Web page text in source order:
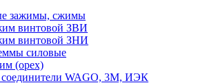
зажимы, сжимы
винтовой ЗВИ
винтовой ЗНИ
силовые
(орех)
WAGO, 3M, ИЭК